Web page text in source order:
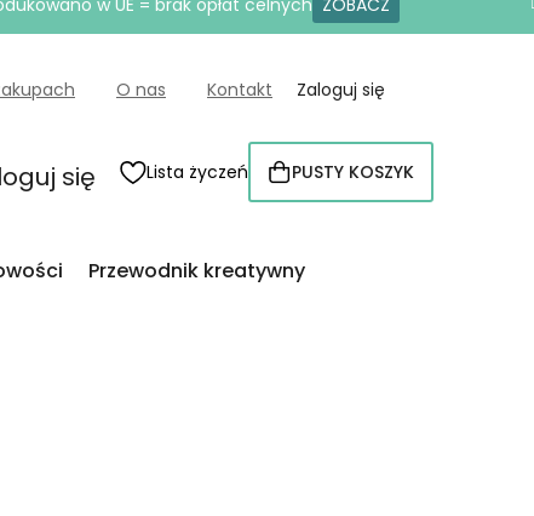
w UE = brak opłat celnych ZOBACZ
O nas Kontakt Zaloguj się
się Lista życzeń KOSZYK
PUSTY KOSZYK
Przewodnik kreatywny